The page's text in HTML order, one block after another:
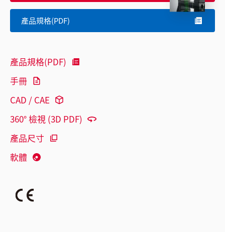
產品規格(PDF)
產品規格(PDF)
手冊
CAD / CAE
360° 檢視 (3D PDF)
產品尺寸
軟體